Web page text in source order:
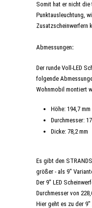
Somit hat er nicht
Punktausleuchtung,
Zusatzscheinwerfern
Abmessungen:
Der runde Voll-LED
folgende
Wohnmobil montiert
Höhe: 194,7
Durchmesser:
Dicke: 78,2 mm
Es gibt den
größer - als 9"
Der 9" LED
Durchmesser von
Hier geht es zu der